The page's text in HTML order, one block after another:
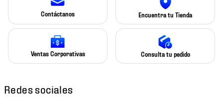
Contáctanos Encuentra tu Tienda
Ventas Corporativas Consulta tu pedido
Redes sociales